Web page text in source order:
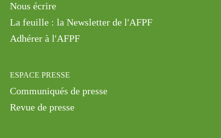
Nous écrire
La feuille : la Newsletter de l'AFPF
Adhérer à l'AFPF
ESPACE PRESSE
Communiqués de presse
Revue de presse